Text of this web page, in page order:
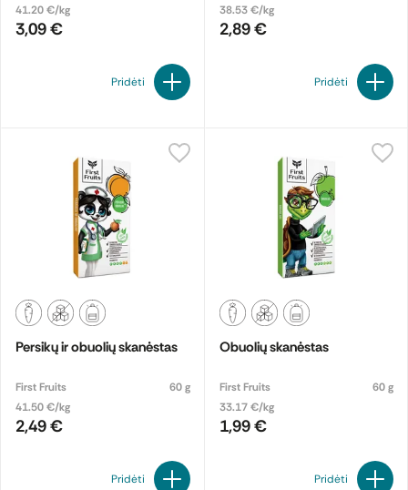
41.20 €/kg
3,09 €
Pridėti
38.53 €/kg
2,89 €
Pridėti
Persikų ir obuolių skanėstas
First Fruits
60 g
41.50 €/kg
2,49 €
Pridėti
Obuolių skanėstas
First Fruits
60 g
33.17 €/kg
1,99 €
Pridėti